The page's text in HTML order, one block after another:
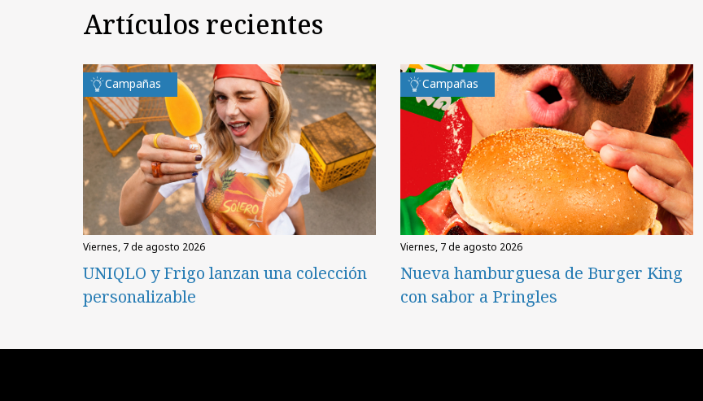
Artículos recientes
Campañas
viernes, 7 de agosto 2026
UNIQLO y Frigo lanzan una colección
personalizable
Campañas
viernes, 7 de agosto 2026
Nueva hamburguesa de Burger King
con sabor a Pringles